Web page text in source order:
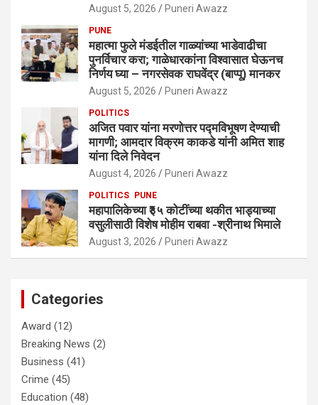
August 5, 2026 Puneri Awazz
PUNE
महात्मा फुले मंडईतील गाळ्यांच्या भाडेवाढीचा
पुनर्विचार करा; गाळेधारकांना विश्वासात घेऊनच
निर्णय घ्या – नगरसेवक राघवेंद्र (बाप्पू) मानकर
August 5, 2026 Puneri Awazz
POLITICS
अजित पवार यांना मरणोत्तर पद्मविभूषण देण्याची
मागणी; आमदार विक्रम काकडे यांनी अमित शाह
यांना दिले निवेदन
August 4, 2026 Puneri Awazz
POLITICS PUNE
महापालिकेच्या ₹३५ कोटींच्या थकीत भाड्याच्या
वसुलीसाठी विशेष मोहीम राबवा -श्रीनाथ भिमाले
August 3, 2026 Puneri Awazz
Categories
Award (12)
Breaking News (2)
Business (41)
Crime (45)
Education (48)